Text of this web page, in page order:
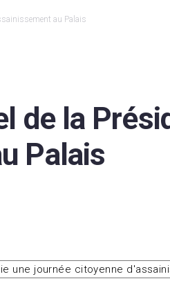
au Palais
de la
Palais